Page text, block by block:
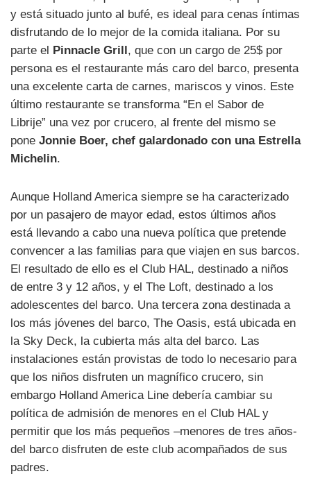
y está situado junto al bufé, es ideal para cenas íntimas
disfrutando de lo mejor de la comida italiana. Por su
parte el Pinnacle Grill, que con un cargo de 25$ por
persona es el restaurante más caro del barco, presenta
una excelente carta de carnes, mariscos y vinos. Este
último restaurante se transforma “En el Sabor de
Librije” una vez por crucero, al frente del mismo se
pone Jonnie Boer, chef galardonado con una Estrella
Michelin.
Aunque Holland America siempre se ha caracterizado
por un pasajero de mayor edad, estos últimos años
está llevando a cabo una nueva política que pretende
convencer a las familias para que viajen en sus barcos.
El resultado de ello es el Club HAL, destinado a niños
de entre 3 y 12 años, y el The Loft, destinado a los
adolescentes del barco. Una tercera zona destinada a
los más jóvenes del barco, The Oasis, está ubicada en
la Sky Deck, la cubierta más alta del barco. Las
instalaciones están provistas de todo lo necesario para
que los niños disfruten un magnífico crucero, sin
embargo Holland America Line debería cambiar su
política de admisión de menores en el Club HAL y
permitir que los más pequeños –menores de tres años-
del barco disfruten de este club acompañados de sus
padres.